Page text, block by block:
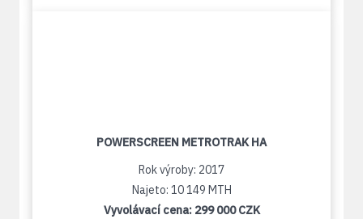
POWERSCREEN METROTRAK HA
Rok výroby: 2017
Najeto: 10 149 MTH
Vyvolávací cena: 299 000 CZK